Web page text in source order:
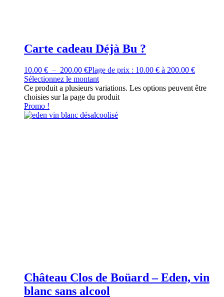
Carte cadeau Déjà Bu ?
10.00 € – 200.00 €Plage de prix : 10.00 € à 200.00 €
Sélectionnez le montant
Ce produit a plusieurs variations. Les options peuvent être
choisies sur la page du produit
Promo !
Château Clos de Boüard – Eden, vin
blanc sans alcool